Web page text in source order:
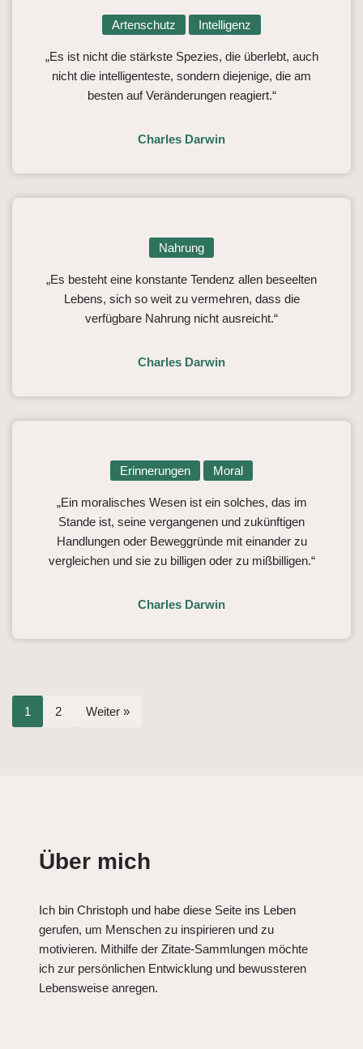
Artenschutz Intelligenz
„Es ist nicht die stärkste Spezies, die überlebt, auch
nicht die intelligenteste, sondern diejenige, die am
besten auf Veränderungen reagiert.“
Charles Darwin
Nahrung
„Es besteht eine konstante Tendenz allen beseelten
Lebens, sich so weit zu vermehren, dass die
verfügbare Nahrung nicht ausreicht.“
Charles Darwin
Erinnerungen Moral
„Ein moralisches Wesen ist ein solches, das im
Stande ist, seine vergangenen und zukünftigen
Handlungen oder Beweggründe mit einander zu
vergleichen und sie zu billigen oder zu mißbilligen.“
Charles Darwin
1 2 Weiter »
Über mich
Ich bin Christoph und habe diese Seite ins Leben
gerufen, um Menschen zu inspirieren und zu
motivieren. Mithilfe der Zitate-Sammlungen möchte
ich zur persönlichen Entwicklung und bewussteren
Lebensweise anregen.